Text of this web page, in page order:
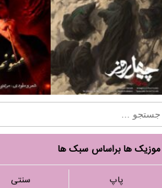
موزیک ها براساس سبک ها
پاپ
سنتی